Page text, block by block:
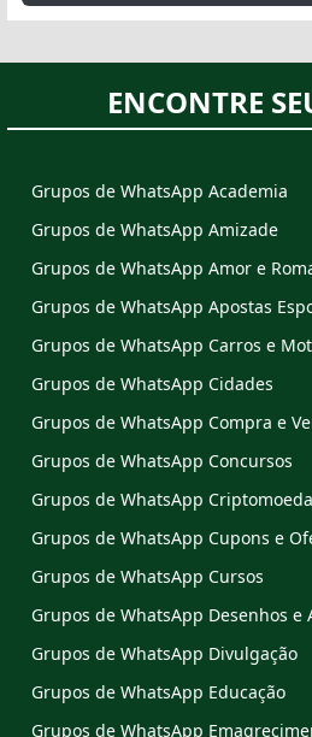
ENCONTRE
Grupos de WhatsApp Academia
Grupos de WhatsApp Amizade
Grupos de WhatsApp Amor e
Grupos de WhatsApp Apostas
Grupos de WhatsApp Carros e
Grupos de WhatsApp Cidades
Grupos de WhatsApp Compra e
Grupos de WhatsApp Concursos
Grupos de WhatsApp
Grupos de WhatsApp Cupons e
Grupos de WhatsApp Cursos
Grupos de WhatsApp Desenhos e
Grupos de WhatsApp Divulgação
Grupos de WhatsApp Educação
Grupos de WhatsApp